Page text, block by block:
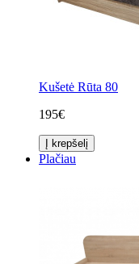
Kušetė Rūta 80
195€
Į krepšelį
Plačiau